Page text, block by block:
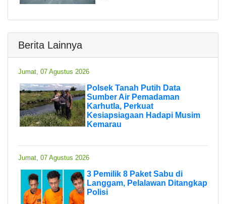
Berita Lainnya
Jumat, 07 Agustus 2026
Polsek Tanah Putih Data
Sumber Air Pemadaman
Karhutla, Perkuat
Kesiapsiagaan Hadapi Musim
Kemarau
Jumat, 07 Agustus 2026
3 Pemilik 8 Paket Sabu di
Langgam, Pelalawan Ditangkap
Polisi